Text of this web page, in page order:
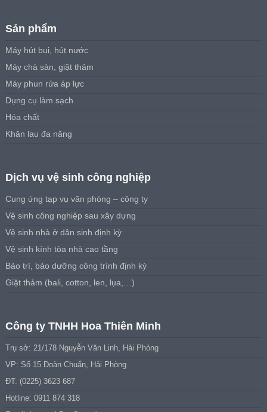
Sản phẩm
Máy hút bụi, hút nước
Máy chà sàn, giặt thảm
Máy phun rửa áp lực
Dụng cụ làm sạch
Hóa chất
Khăn lau đa năng
Dịch vụ vệ sinh công nghiệp
Cung ứng tạp vụ văn phòng – công ty
Vệ sinh công nghiệp sau xây dựng
Vệ sinh nhà ở dân sinh định kỳ
Vệ sinh kính tòa nhà cao tầng
Bảo trì, bảo dưỡng công trình định kỳ
Giặt thảm (bali, cotton, len, lụa,…)
Công ty TNHH Hoa Thiên Minh
Trụ sở: 21/178 Nguyễn Văn Linh, Hải Phòng
VP: Số 15 Đoàn Chuẩn, Hải Phòng
ĐT: (0225) 3623 687
Hotline: 0911 874 318